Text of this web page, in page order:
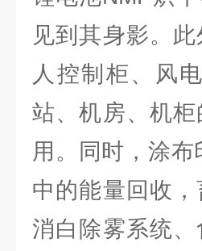
见到其身影。
人控制柜、风
站、机房、机
用。同时，涂
中的能量回收
消白除雾系统